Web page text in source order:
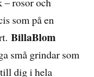
som på en
BillaBlom
små grindar som
dig i hela